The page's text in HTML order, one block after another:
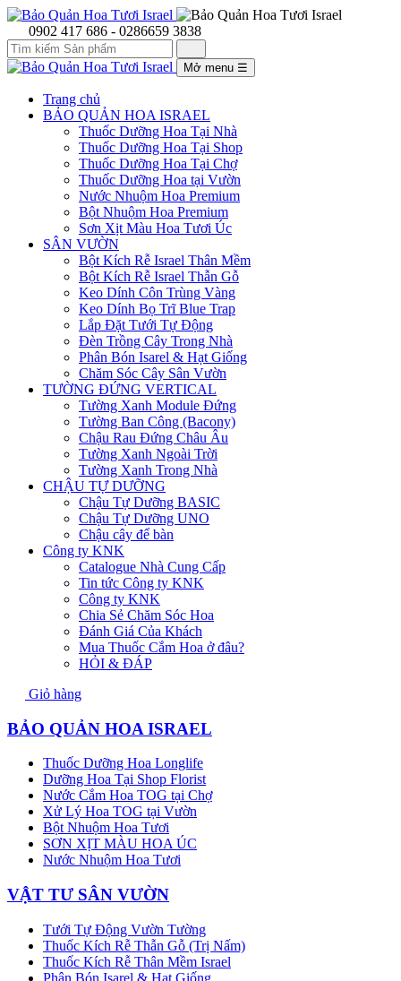
0902 417 686 - 0286659 3838
Mở menu ☰
Trang chủ
BẢO QUẢN HOA ISRAEL
Thuốc Dưỡng Hoa Tại Nhà
Thuốc Dưỡng Hoa Tại Shop
Thuốc Dưỡng Hoa Tại Chợ
Thuốc Dưỡng Hoa tại Vườn
Nước Nhuộm Hoa Premium
Bột Nhuộm Hoa Premium
Sơn Xịt Màu Hoa Tươi Úc
SÂN VƯỜN
Bột Kích Rễ Israel Thân Mềm
Bột Kích Rễ Israel Thẫn Gỗ
Keo Dính Côn Trùng Vàng
Keo Dính Bọ Trĩ Blue Trap
Lắp Đặt Tưới Tự Động
Đèn Trồng Cây Trong Nhà
Phân Bón Isarel & Hạt Giống
Chăm Sóc Cây Sân Vườn
TƯỜNG ĐỨNG VERTICAL
Tường Xanh Module Đứng
Tường Ban Công (Bacony)
Chậu Rau Đứng Châu Âu
Tường Xanh Ngoài Trời
Tường Xanh Trong Nhà
CHẬU TỰ DƯỠNG
Chậu Tự Dưỡng BASIC
Chậu Tự Dưỡng UNO
Chậu cây để bàn
Công ty KNK
Catalogue Nhà Cung Cấp
Tin tức Công ty KNK
Công ty KNK
Chia Sẻ Chăm Sóc Hoa
Đánh Giá Của Khách
Mua Thuốc Cắm Hoa ở đâu?
HỎI & ĐÁP
Giỏ hàng
BẢO QUẢN HOA ISRAEL
Thuốc Dưỡng Hoa Longlife
Dưỡng Hoa Tại Shop Florist
Nước Cắm Hoa TOG tại Chợ
Xử Lý Hoa TOG tại Vườn
Bột Nhuộm Hoa Tươi
SƠN XỊT MÀU HOA ÚC
Nước Nhuộm Hoa Tươi
VẬT TƯ SÂN VƯỜN
Tưới Tự Động Vườn Tường
Thuốc Kích Rễ Thẫn Gỗ (Trị Nấm)
Thuốc Kích Rễ Thân Mềm Israel
Phân Bón Isarel & Hạt Giống